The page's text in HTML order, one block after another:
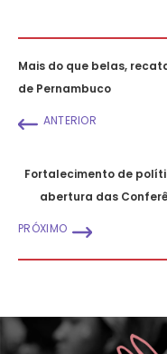
Mais do que belas,
de Pernambuco
ANTERIOR
Fortalecimento de
abertura das
PRÓXIMO